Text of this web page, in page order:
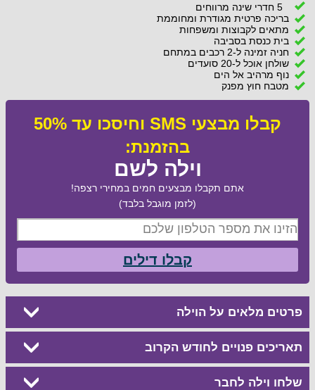
5 חדרי שינה מרווחים
בריכה פרטית מגודרת ומחוממת
מתאים לקבוצות ומשפחות
בית כנסת בסביבה
חניה זמינה ל-2 רכבים במתחם
שולחן אוכל ל-20 סועדים
נוף מרהיב אל הים
מטבח חוץ מפנק
קבלו מבצעי SMS וחיסכו עד 50%
בהזמנת:
וילה לשם
אתם תקבלו מבצעים חמים במחירי רצפה!
(לזמן מוגבל בלבד)
קבלו דילים
פרטים מלאים על הוילה
תאריכים פנויים לחודש הקרוב
שלחו וילה לחבר